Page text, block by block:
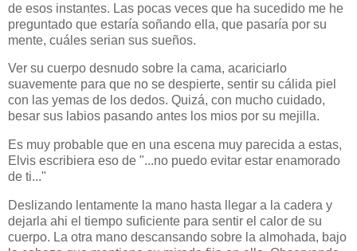
de esos instantes. Las pocas veces que ha sucedido me he
preguntado que estaría soñando ella, que pasaría por su
mente, cuáles serian sus sueños.
Ver su cuerpo desnudo sobre la cama, acariciarlo
suavemente para que no se despierte, sentir su cálida piel
con las yemas de los dedos. Quizá, con mucho cuidado,
besar sus labios pasando antes los mios por su mejilla.
Es muy probable que en una escena muy parecida a estas,
Elvis escribiera eso de "...no puedo evitar estar enamorado
de ti..."
Deslizando lentamente la mano hasta llegar a la cadera y
dejarla ahi el tiempo suficiente para sentir el calor de su
cuerpo. La otra mano descansando sobre la almohada, bajo